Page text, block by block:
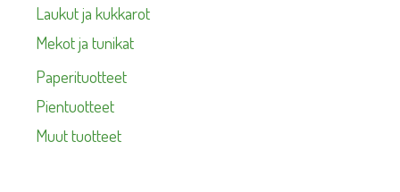
Laukut ja kukkarot
Mekot ja tunikat
Paperituotteet
Pientuotteet
Muut tuotteet